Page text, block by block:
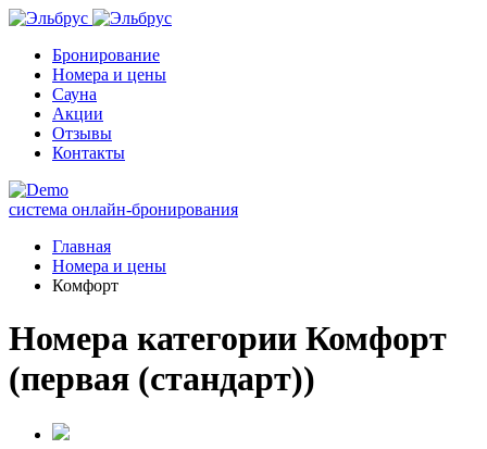
Бронирование
Номера и цены
Сауна
Акции
Отзывы
Контакты
система онлайн-бронирования
Главная
Номера и цены
Комфорт
Номера категории Комфорт
(первая (стандарт))